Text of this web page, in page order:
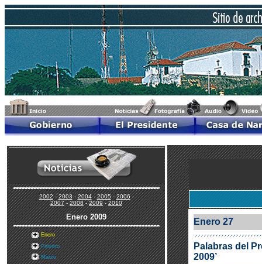
2002-2003-2004-2005-2006-
2007-2008-2009-2010
Enero2009
Enero
Febrero
Marzo
Enero 27
Palabras del
2009’